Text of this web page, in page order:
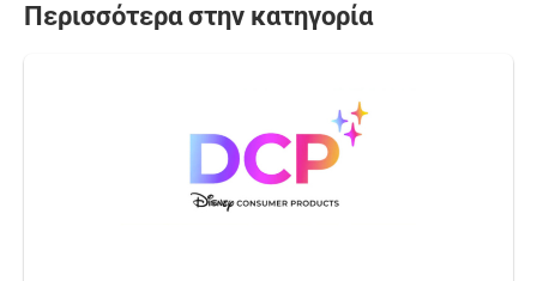
Περισσότερα στην κατηγορία